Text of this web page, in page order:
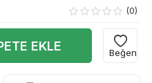
(0)
EKLE Beğen